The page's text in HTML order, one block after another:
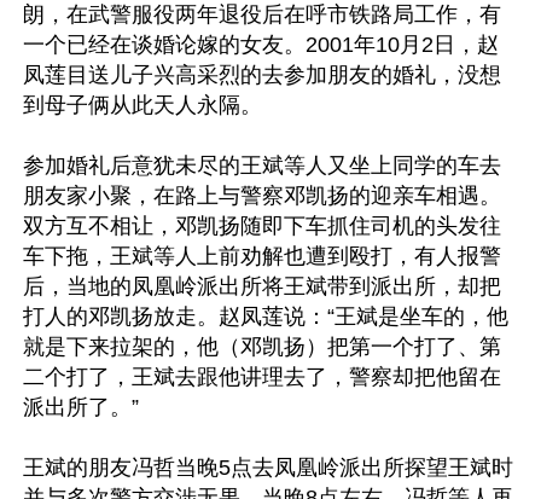
朗，在武警服役两年退役后在呼市铁路局工作，有
一个已经在谈婚论嫁的女友。2001年10月2日，赵
凤莲目送儿子兴高采烈的去参加朋友的婚礼，没想
到母子俩从此天人永隔。
参加婚礼后意犹未尽的王斌等人又坐上同学的车去
朋友家小聚，在路上与警察邓凯扬的迎亲车相遇。
双方互不相让，邓凯扬随即下车抓住司机的头发往
车下拖，王斌等人上前劝解也遭到殴打，有人报警
后，当地的凤凰岭派出所将王斌带到派出所，却把
打人的邓凯扬放走。赵凤莲说：“王斌是坐车的，他
就是下来拉架的，他（邓凯扬）把第一个打了、第
二个打了，王斌去跟他讲理去了，警察却把他留在
派出所了。”
王斌的朋友冯哲当晚5点去凤凰岭派出所探望王斌时